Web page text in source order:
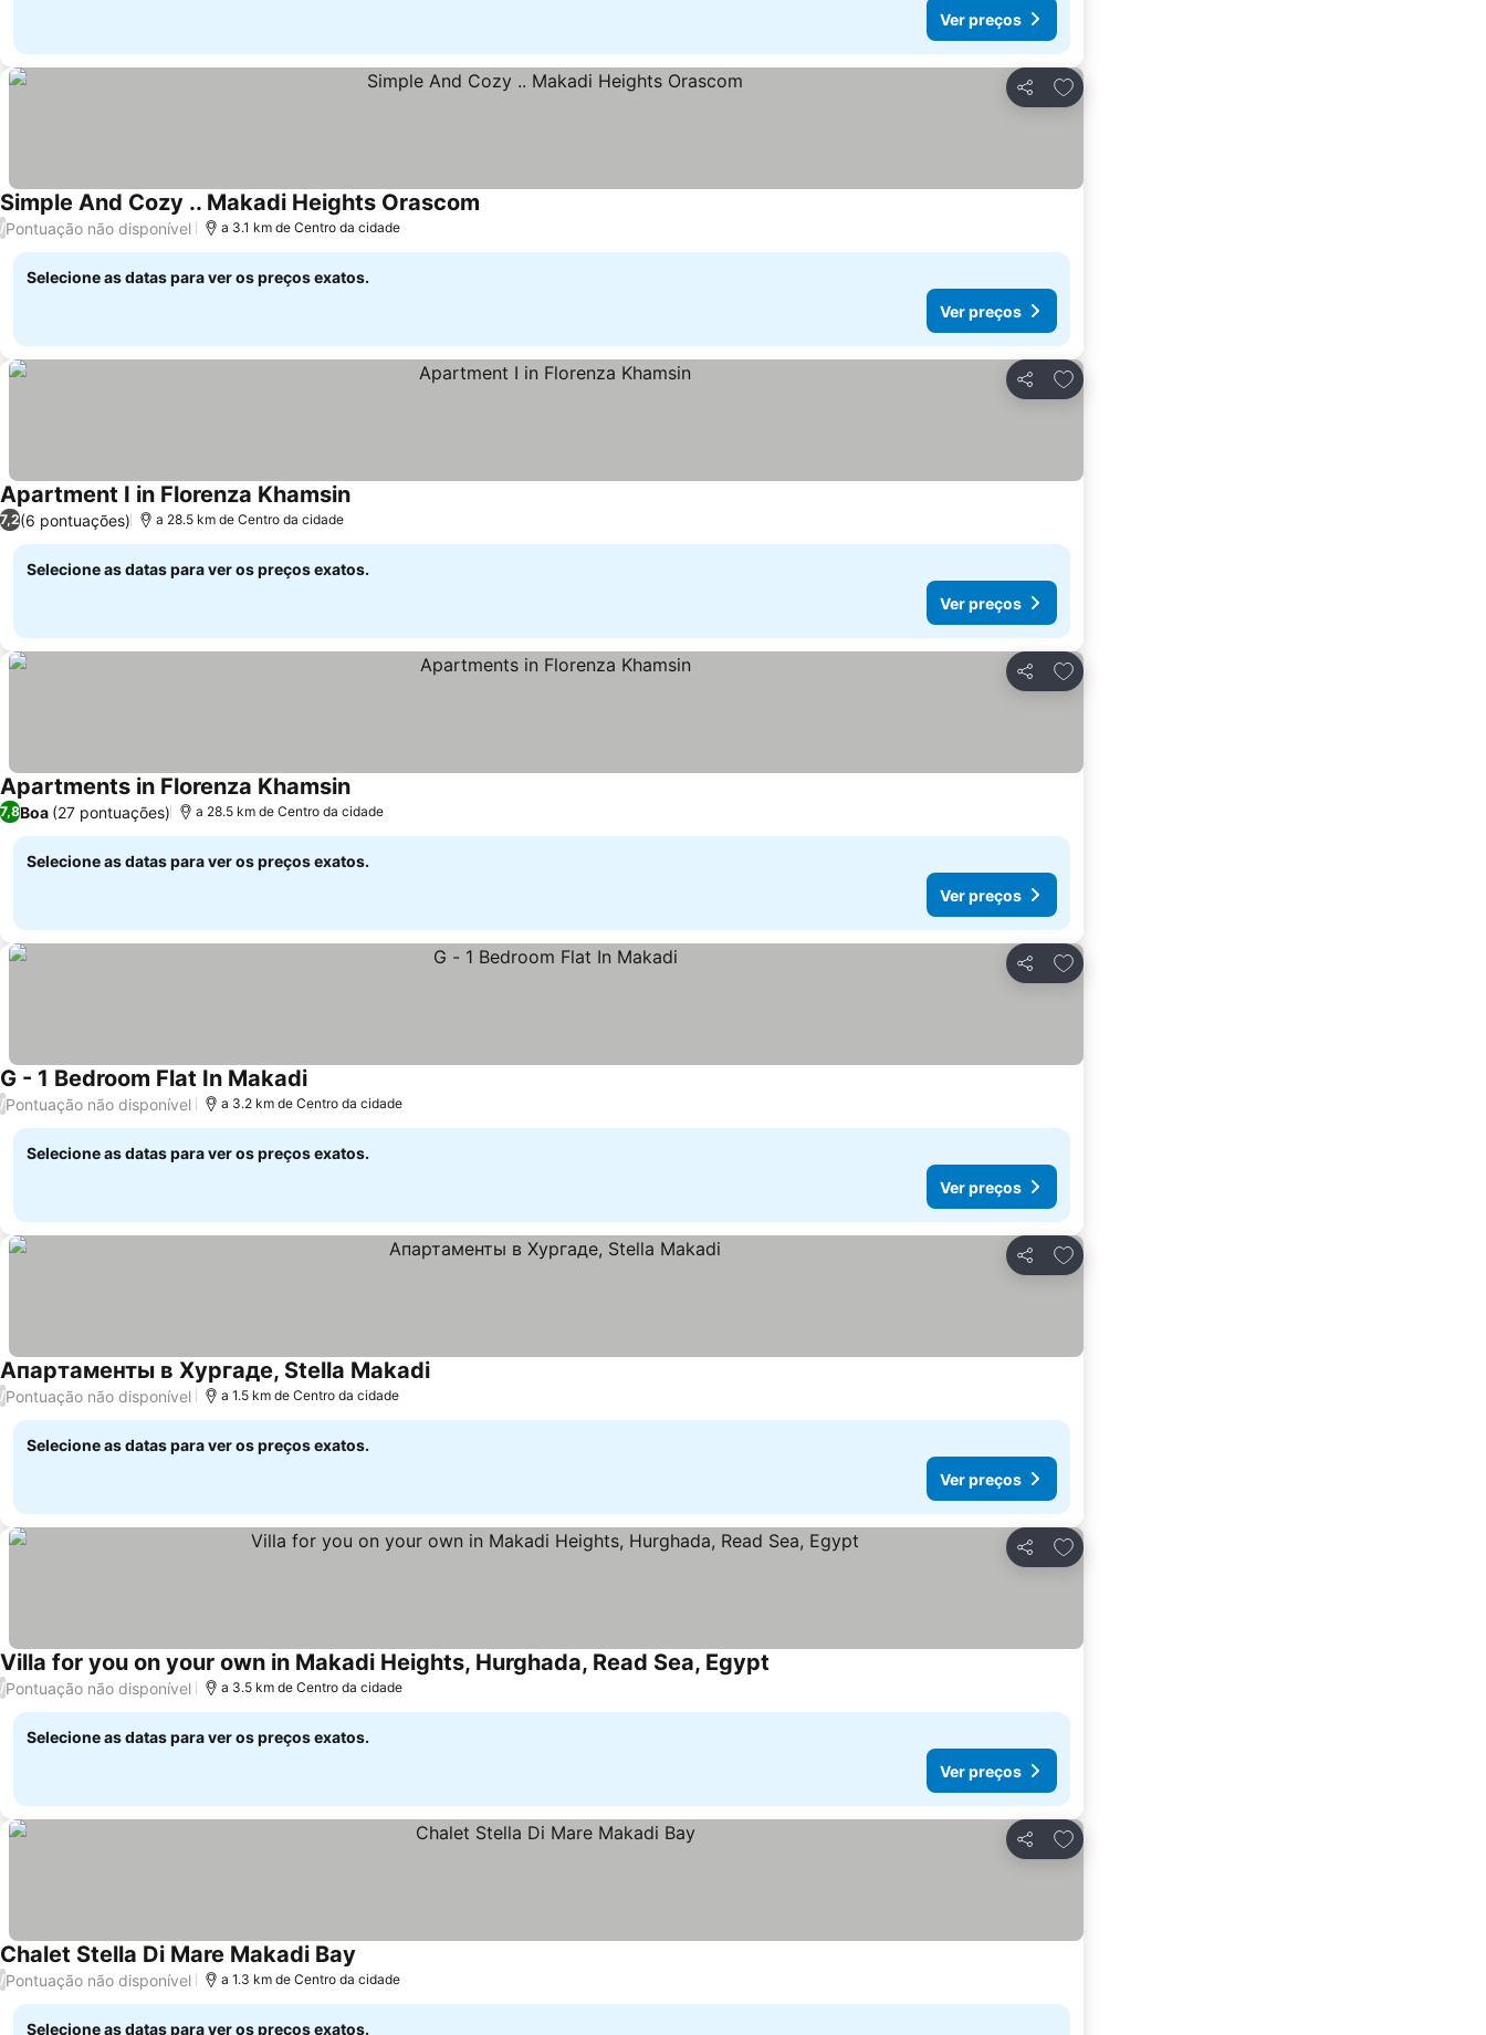
Ver preços
Partilhar
Adicionar aos favoritos
Simple And Cozy .. Makadi Heights Orascom
/Pontuação não disponível a 3.1 km de Centro da cidade
Selecione as datas para ver os preços exatos.
Ver preços
Partilhar
Adicionar aos favoritos
Apartment I in Florenza KhamsinVer preços
7,2(6 pontuações) a 28.5 km de Centro da cidade
Selecione as datas para ver os preços exatos.
Ver preços
Partilhar
Adicionar aos favoritos
Apartments in Florenza KhamsinVer preços
7,8Boa (27 pontuações) a 28.5 km de Centro da cidade
Selecione as datas para ver os preços exatos.
Ver preços
Partilhar
Adicionar aos favoritos
G - 1 Bedroom Flat In MakadiVer preços
/Pontuação não disponível a 3.2 km de Centro da cidade
Selecione as datas para ver os preços exatos.
Ver preços
Partilhar
Adicionar aos favoritos
Апартаменты в Хургаде, Stella MakadiVer preços
/Pontuação não disponível a 1.5 km de Centro da cidade
Selecione as datas para ver os preços exatos.
Ver preços
Partilhar
Adicionar aos favoritos
Villa for you on your own in Makadi Heights, Hurghada, Read Sea, Egypt
/Pontuação não disponível a 3.5 km de Centro da cidade
Selecione as datas para ver os preços exatos.
Ver preços
Partilhar
Adicionar aos favoritos
Chalet Stella Di Mare Makadi Bay
/Pontuação não disponível a 1.3 km de Centro da cidade
Selecione as datas para ver os preços exatos.